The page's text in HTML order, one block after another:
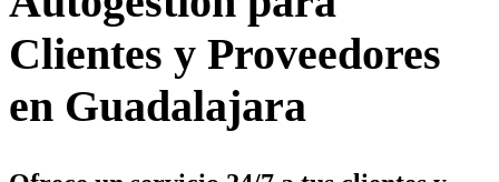
Clientes y Proveedores
en Guadalajara